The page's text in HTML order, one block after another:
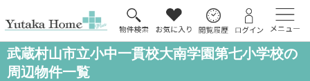
武蔵村山市立小中一貫校大南学園第七小学校の
周辺物件一覧